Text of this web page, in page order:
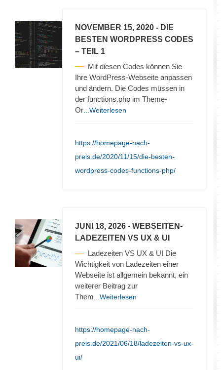
NOVEMBER 15, 2020 - DIE
BESTEN WORDPRESS CODES
– TEIL 1
Mit diesen Codes können Sie
Ihre WordPress-Webseite anpassen
und ändern. Die Codes müssen in
der functions.php im Theme-
Or ...Weiterlesen
https://homepage-nach-
preis.de/2020/11/15/die-besten-
wordpress-codes-functions-php/
JUNI 18, 2026 - WEBSEITEN-
LADEZEITEN VS UX & UI
Ladezeiten VS UX & UI Die
Wichtigkeit von Ladezeiten einer
Webseite ist allgemein bekannt, ein
weiterer Beitrag zur
Them ...Weiterlesen
https://homepage-nach-
preis.de/2021/06/18/ladezeiten-vs-ux-
ui/